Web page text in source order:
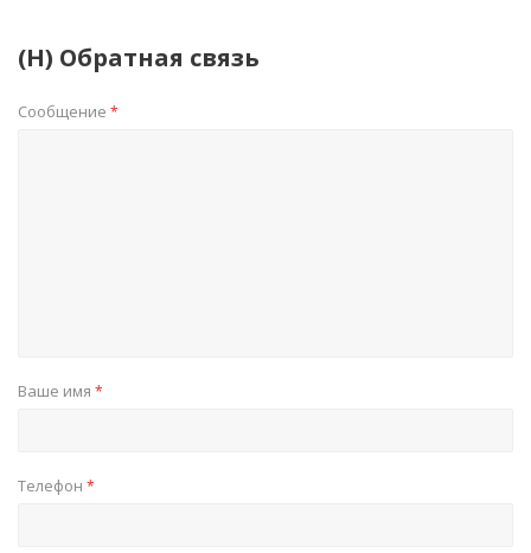
(Н) Обратная связь
Сообщение *
Ваше имя *
Телефон *